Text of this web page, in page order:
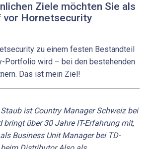
Ziele möchten Sie als
vor Hornetsecurity
zu einem festen Bestandteil
Portfolio wird – bei den bestehenden
Das ist mein Ziel!
ist Country ­Manager Schweiz bei
bringt über 30 Jahre IT-Erfahrung mit,
Business Unit Manager bei TD-